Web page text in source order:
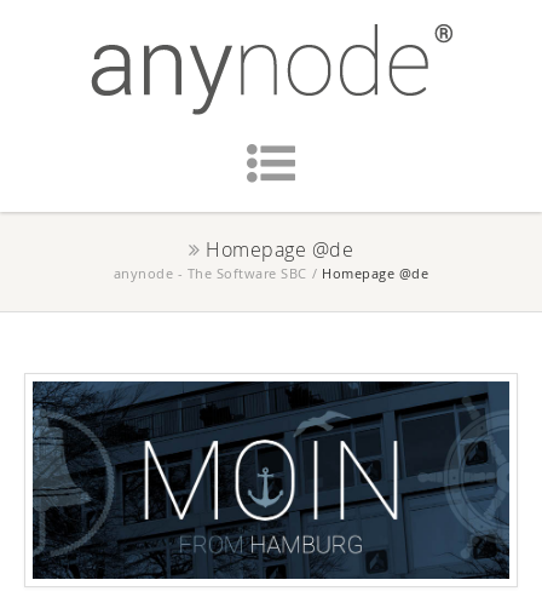
Homepage @de
anynode - The Software SBC / Homepage @de